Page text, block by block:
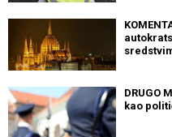
DRUGO
kao